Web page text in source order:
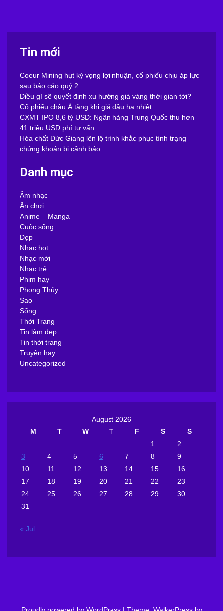
Tin mới
Coeur Mining hụt kỳ vọng lợi nhuận, cổ phiếu chịu áp lực
sau báo cáo quý 2
Điều gì sẽ quyết định xu hướng giá vàng thời gian tới?
Cổ phiếu châu Á tăng khi giá dầu hạ nhiệt
CXMT IPO 8,6 tỷ USD: Ngân hàng Trung Quốc thu hơn
41 triệu USD phí tư vấn
Hóa chất Đức Giang lên lộ trình khắc phục tình trạng
chứng khoán bị cảnh báo
Danh mục
Âm nhạc
Ăn chơi
Anime – Manga
Cuộc sống
Đẹp
Nhạc hot
Nhạc mới
Nhạc trẻ
Phim hay
Phong Thủy
Sao
Sống
Thời Trang
Tin làm đẹp
Tin thời trang
Truyện hay
Uncategorized
August 2026
M
T W T F S
S
1
2
3
4 5 6 7 8
9
10
11 12 13 14 15
16
17
18 19 20 21 22
23
24
25 26 27 28 29
30
31
« Jul